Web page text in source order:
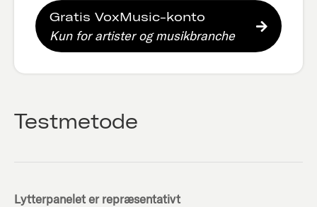
Gratis VoxMusic-konto
Kun for artister og musikbranche
Testmetode
Lytterpanelet er repræsentativt